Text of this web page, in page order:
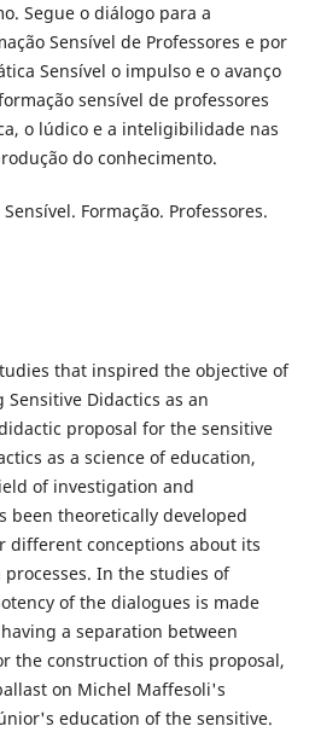
Segue o diálogo para a
Sensível de Professores e por
Sensível o impulso e o avanço
sensível de professores
o lúdico e a inteligibilidade nas
do conhecimento.
Formação. Professores.
that inspired the objective of
Didactics as an
proposal for the sensitive
as a science of education,
of investigation and
been theoretically developed
conceptions about its
In the studies of
of the dialogues is made
a separation between
the construction of this proposal,
on Michel Maffesoli's
education of the sensitive.